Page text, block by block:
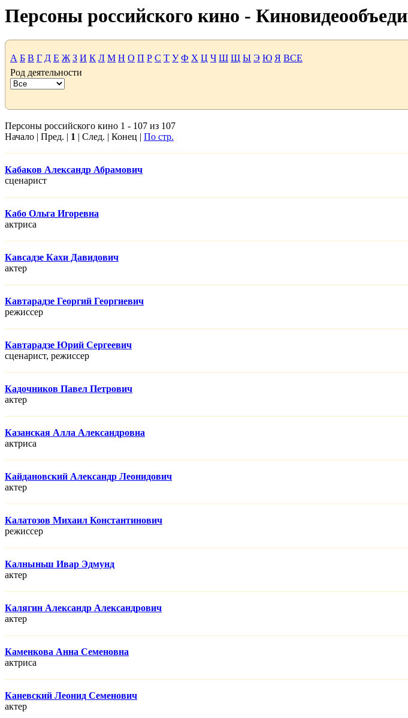
Персоны российского кино -
А Б В Г Д Е Ж З И К Л М Н О П Р С Т У Ф Х Ц Ч Ш Щ Ы Э Ю Я ВСЕ
Род деятельности
Персоны российского кино 1 - 107 из 107
Начало | Пред. | 1 | След. | Конец | По стр.
Кабаков Александр Абрамович
сценарист
Кабо Ольга Игоревна
актриса
Кавсадзе Кахи Давидович
актер
Кавтарадзе Георгий Георгиевич
режисcер
Кавтарадзе Юрий Сергеевич
сценарист, режисcер
Кадочников Павел Петрович
актер
Казанская Алла Александровна
актриса
Кайдановский Александр Леонидович
актер
Калатозов Михаил Константинович
режисcер
Калныньш Ивар Эдмунд
актер
Калягин Александр Александрович
актер
Каменкова Анна Семеновна
актриса
Каневский Леонид Семенович
актер